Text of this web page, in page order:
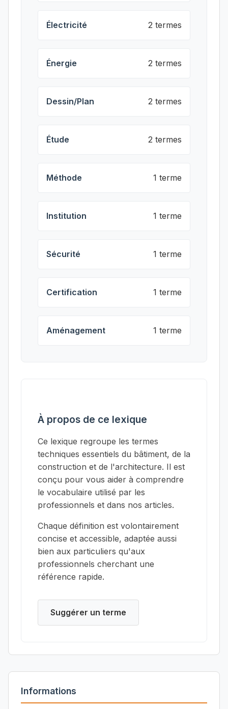
Électricité 2 termes
Énergie 2 termes
Dessin/Plan 2 termes
Étude 2 termes
Méthode 1 terme
Institution 1 terme
Sécurité 1 terme
Certification 1 terme
Aménagement 1 terme
À propos de ce lexique
Ce lexique regroupe les termes
techniques essentiels du bâtiment, de la
construction et de l'architecture. Il est
conçu pour vous aider à comprendre
le vocabulaire utilisé par les
professionnels et dans nos articles.
Chaque définition est volontairement
concise et accessible, adaptée aussi
bien aux particuliers qu'aux
professionnels cherchant une
référence rapide.
Suggérer un terme
Informations